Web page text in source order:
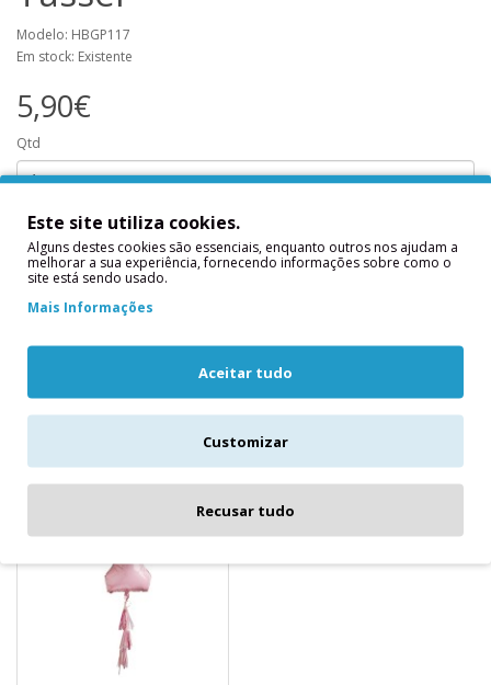
Modelo: HBGP117
Em stock: Existente
5,90€
Qtd
Adicionar
Descrição
Balão Foil Rosa N1 c/ Tassel
Medidas Aproximadas: 1 metro
Produtos relacionados
Este site utiliza cookies.
Alguns destes cookies são essenciais, enquanto outros nos ajudam a
melhorar a sua experiência, fornecendo informações sobre como o
site está sendo usado.
Mais Informações
Aceitar tudo
Customizar
Recusar tudo